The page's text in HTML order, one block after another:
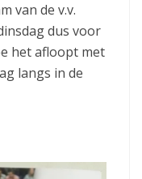
van de v.v.
dus voor
het afloopt met
langs in de